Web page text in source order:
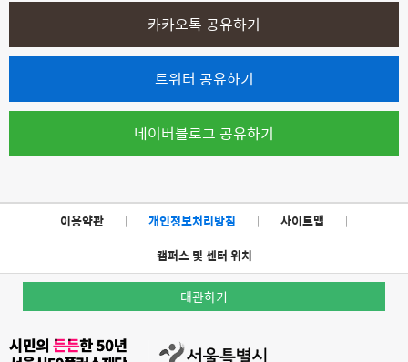
카카오톡 공유하기
트위터 공유하기
네이버블로그 공유하기
이용약관 | 개인정보처리방침 | 사이트맵
|
캠퍼스 및 센터 위치
대관하기